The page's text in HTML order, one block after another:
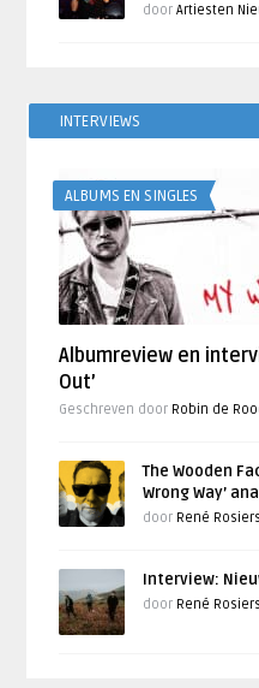
doorArtiesten
INTERVIEWS
ALBUMS EN SINGLES
Albumreview en
Out’
Geschreven door Robin de
The Wooden
Wrong Way’
door René
Interview:
door René